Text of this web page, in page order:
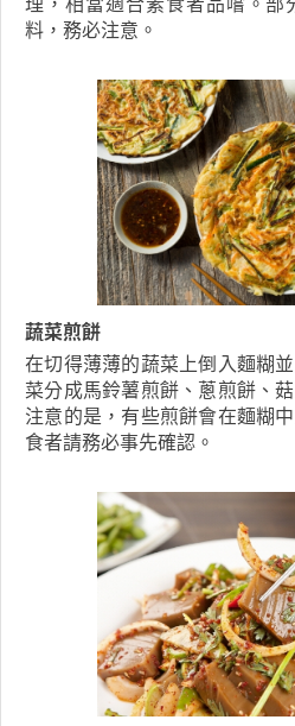
料，務必注意。
蔬菜煎餅
在切得薄薄的蔬菜上倒入麵糊
菜分成馬鈴薯煎餅、蔥煎餅、
注意的是，有些煎餅會在麵糊
食者請務必事先確認。